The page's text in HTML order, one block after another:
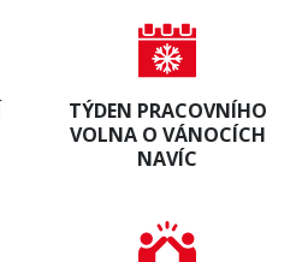
TÝDEN PRACOVNÍHO
VOLNA O VÁNOCÍCH
NAVÍC